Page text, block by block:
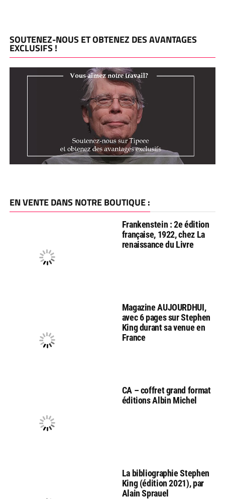
SOUTENEZ-NOUS ET OBTENEZ DES AVANTAGES
EXCLUSIFS !
EN VENTE DANS NOTRE BOUTIQUE :
Frankenstein : 2e édition
française, 1922, chez La
renaissance du Livre
Magazine AUJOURDHUI,
avec 6 pages sur Stephen
King durant sa venue en
France
CA – coffret grand format
éditions Albin Michel
La bibliographie Stephen
King (édition 2021), par
Alain Sprauel